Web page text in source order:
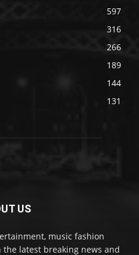
597
316
266
189
144
131
US
music fashion
latest breaking news and